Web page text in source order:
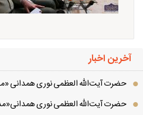
آخرین اخبار
حضرت آیت‌الله العظمی نوری همدانی
حضرت آیت‌الله العظمی نوری